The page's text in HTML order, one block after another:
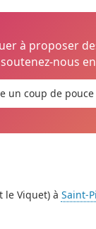
à proposer
nous
un coup de pouce
le Viquet) à Saint-